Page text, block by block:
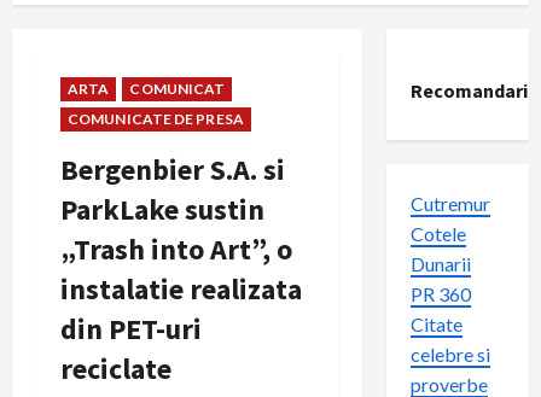
ARTA
COMUNICAT
COMUNICATE DE PRESA
Bergenbier S.A. si
ParkLake sustin
„Trash into Art”, o
instalatie realizata
din PET-uri
reciclate
Recomandari
Cutremur
Cotele
Dunarii
PR 360
Citate
celebre si
proverbe